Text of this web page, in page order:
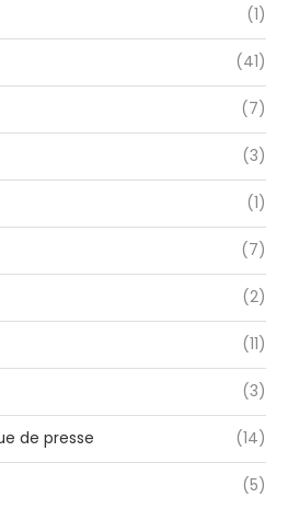
(1)
(41)
(7)
(3)
(1)
(7)
(2)
(11)
(3)
de presse (14)
(5)